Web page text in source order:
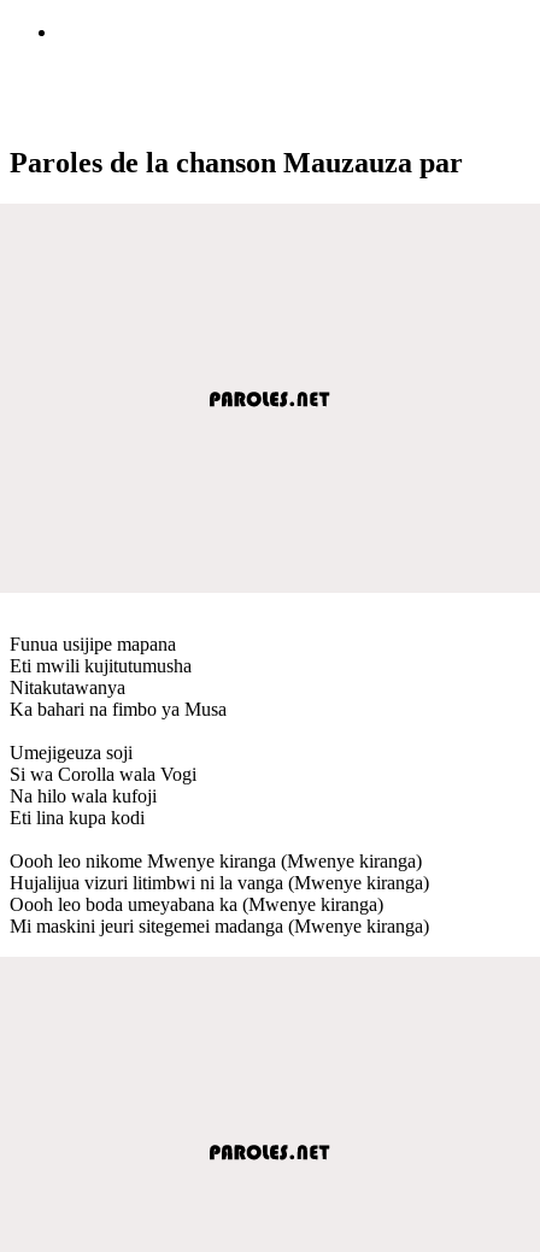
Paroles de la chanson Mauzauza par
Funua usijipe mapana
Eti mwili kujitutumusha
Nitakutawanya
Ka bahari na fimbo ya Musa
Umejigeuza soji
Si wa Corolla wala Vogi
Na hilo wala kufoji
Eti lina kupa kodi
Oooh leo nikome Mwenye kiranga (Mwenye kiranga)
Hujalijua vizuri litimbwi ni la vanga (Mwenye kiranga)
Oooh leo boda umeyabana ka (Mwenye kiranga)
Mi maskini jeuri sitegemei madanga (Mwenye kiranga)